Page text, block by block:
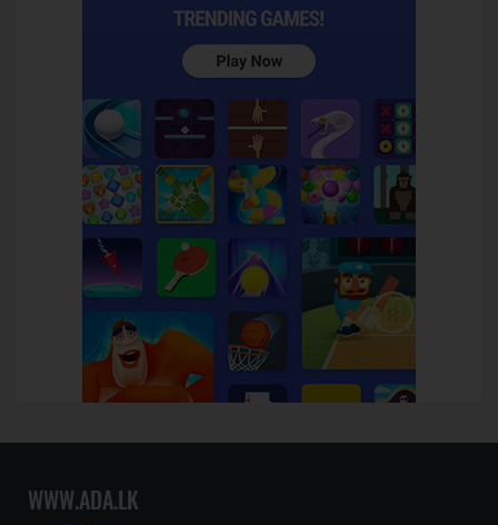
WWW.ADA.LK